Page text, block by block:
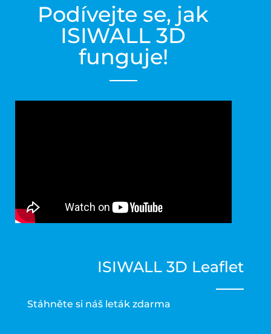
Podívejte se, jak
ISIWALL 3D
funguje!
ISIWALL 3D Leaflet
Stáhněte si náš leták zdarma